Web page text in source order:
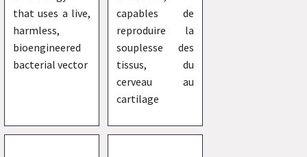
that uses a live,
harmless,
bioengineered
bacterial vector
capables de
reproduire la
souplesse des
tissus, du
cerveau au
cartilage